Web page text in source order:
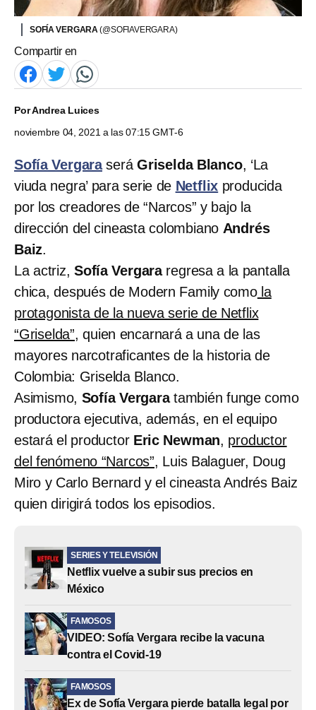
SOFÍA VERGARA(@SOFIAVERGARA)
Compartir en
PorAndrea Luices
noviembre 04, 2021 a las 07:15 GMT-6
Sofía Vergaraserá Griselda Blanco, ‘La
viuda negra’ para serie de Netflix producida
por los creadores de “Narcos” y bajo la
dirección del cineasta colombiano Andrés
Baiz.
La actriz, Sofía Vergararegresa a la pantalla
chica, después de Modern Family comola
protagonista de la nueva serie de Netflix
“Griselda”, quien encarnará a una de las
mayores narcotraficantes de la historia de
Colombia: Griselda Blanco.
Asimismo, Sofía Vergaratambién funge como
productora ejecutiva, además, en el equipo
estará el productor Eric Newman, productor
del fenómeno “Narcos”, Luis Balaguer, Doug
Miro y Carlo Bernard y el cineasta Andrés Baiz
quien dirigirá todos los episodios.
SERIES Y TELEVISIÓN
Netflix vuelve a subir sus precios en
México
FAMOSOS
VIDEO: Sofía Vergara recibe la vacuna
contra el Covid-19
FAMOSOS
Ex de Sofía Vergara pierde batalla legal por